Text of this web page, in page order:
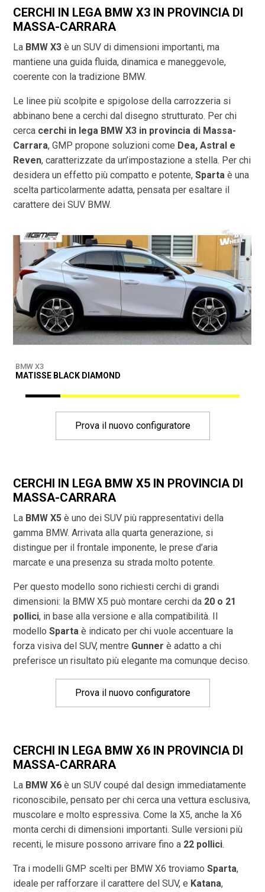
CERCHI IN LEGA BMW X3 IN PROVINCIA DI
MASSA-CARRARA
La BMW X3 è un SUV di dimensioni importanti, ma
mantiene una guida fluida, dinamica e maneggevole,
coerente con la tradizione BMW.
Le linee più scolpite e spigolose della carrozzeria si
abbinano bene a cerchi dal disegno strutturato. Per chi
cerca cerchi in lega BMW X3 in provincia di Massa-
Carrara, GMP propone soluzioni come Dea, Astral e
Reven, caratterizzate da un’impostazione a stella. Per chi
desidera un effetto più compatto e potente,Sparta è una
scelta particolarmente adatta, pensata per esaltare il
carattere dei SUV BMW.
BMW X3
MATISSE BLACK DIAMOND
Prova il nuovo configuratore
CERCHI IN LEGA BMW X5 IN PROVINCIA DI
MASSA-CARRARA
La BMW X5 è uno dei SUV più rappresentativi della
gamma BMW. Arrivata alla quarta generazione, si
distingue per il frontale imponente, le prese d’aria
marcate e una presenza su strada molto potente.
Per questo modello sono richiesti cerchi di grandi
dimensioni: la BMW X5 può montare cerchi da 20 o 21
pollici, in base alla versione e alla compatibilità. Il
modelloSparta è indicato per chi vuole accentuare la
forza visiva del SUV, mentre Gunner è adatto a chi
preferisce un risultato più elegante ma comunque deciso.
Prova il nuovo configuratore
CERCHI IN LEGA BMW X6 IN PROVINCIA DI
MASSA-CARRARA
La BMW X6 è un SUV coupé dal design immediatamente
riconoscibile, pensato per chi cerca una vettura esclusiva,
muscolare e molto espressiva. Come la X5, anche la X6
monta cerchi di dimensioni importanti. Sulle versioni più
recenti, le misure possono arrivare fino a 22 pollici.
Tra i modelli GMP scelti per BMW X6 troviamoSparta,
ideale per rafforzare il carattere del SUV, e Katana,